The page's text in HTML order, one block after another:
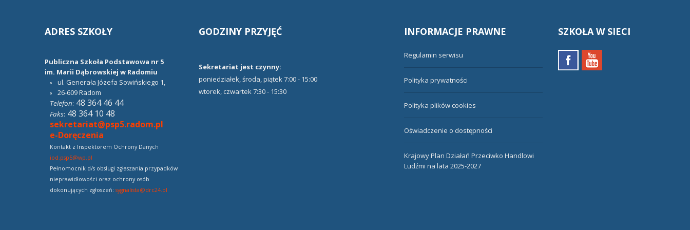
ADRES SZKOŁY
Publiczna Szkoła Podstawowa nr 5
im. Marii Dąbrowskiej w Radomiu
ul. Generała Józefa Sowińskiego 1,
26-609Radom
Telefon: 48 364 46 44
Faks: 48 364 10 48
sekretariat@psp5.radom.pl
e-Doręczenia
Kontakt z Inspektorem Ochrony Danych
iod.psp5@wp.pl
Pełnomocnik d/s obsługi zgłaszania przypadków
nieprawidłowości oraz ochrony osób
dokonujących zgłoszeń: sygnalista@drc24.pl
GODZINY PRZYJĘĆ
Sekretariat jest czynny:
poniedziałek, środa, piątek 7:00 - 15:00
wtorek, czwartek 7:30 - 15:30
INFORMACJE PRAWNE
Regulamin serwisu
Polityka prywatności
Polityka plików cookies
Oświadczenie o dostępności
Krajowy Plan Działań Przeciwko Handlowi
Ludźmi na lata 2025-2027
SZKOŁA W SIECI